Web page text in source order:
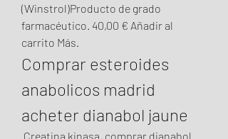
(Winstrol)Producto de grado
farmacéutico. 40,00 € Añadir al
carrito Más.
Comprar esteroides
anabolicos madrid
acheter dianabol jaune